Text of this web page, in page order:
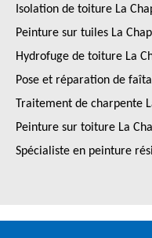
Isolation de toiture La
Peinture sur tuiles La
Hydrofuge de toiture La
Pose et réparation de
Traitement de charpente
Peinture sur toiture La
Spécialiste en peinture